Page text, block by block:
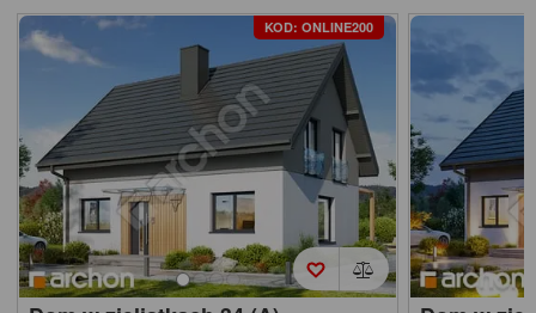
KOD: ONLINE200